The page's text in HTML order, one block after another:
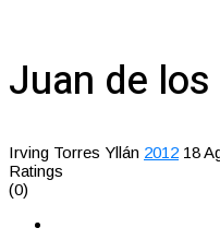
Juan de
Irving Torres Yllán 2012 18
Ratings
(0)